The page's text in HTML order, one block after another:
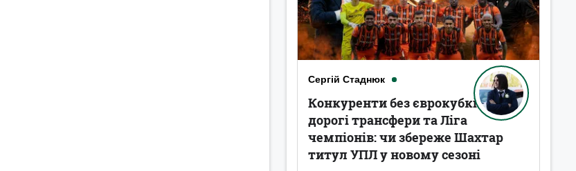
Сергій Стаднюк
Конкуренти без єврокубків,
дорогі трансфери та Ліга
чемпіонів: чи збереже Шахтар
титул УПЛ у новому сезоні